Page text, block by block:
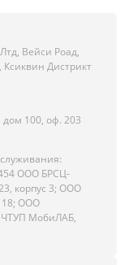
Вейси Роад,
Дистрикт
100, оф. 203
ООО БРСЦ-
корпус 3; ООО
ООО
ЧТУП МобиЛАБ,